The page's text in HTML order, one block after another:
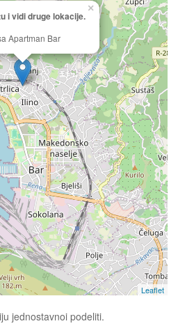
i vidi druge lokacije.
Apartman Bar
×
Leaflet
jednostavnoi podeliti.